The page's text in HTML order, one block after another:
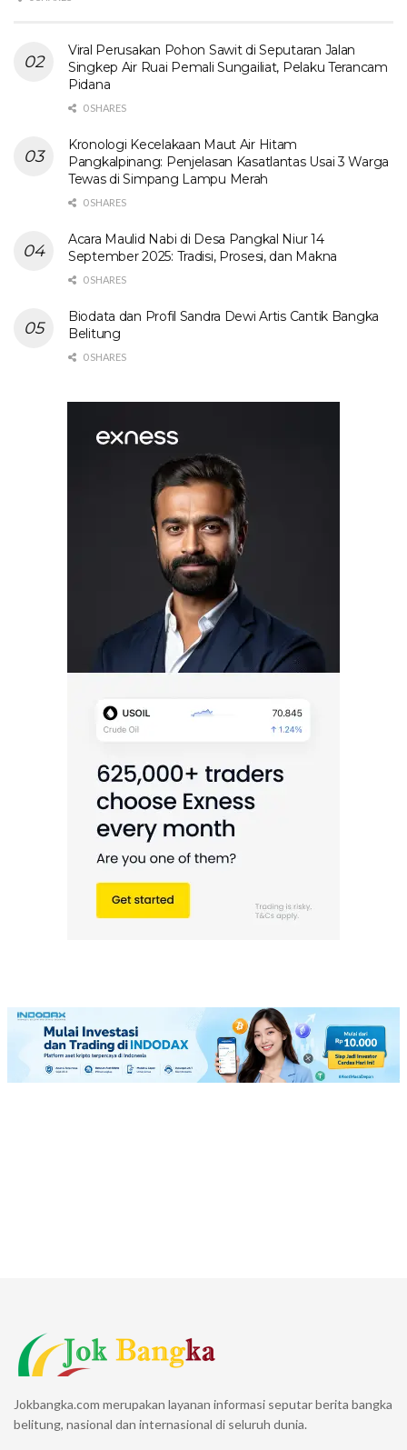
Viral Perusakan Pohon Sawit di Seputaran Jalan
Singkep Air Ruai Pemali Sungailiat, Pelaku Terancam
Pidana
0 SHARES
Kronologi Kecelakaan Maut Air Hitam
Pangkalpinang: Penjelasan Kasatlantas Usai 3 Warga
Tewas di Simpang Lampu Merah
0 SHARES
Acara Maulid Nabi di Desa Pangkal Niur 14
September 2025: Tradisi, Prosesi, dan Makna
0 SHARES
Biodata dan Profil Sandra Dewi Artis Cantik Bangka
Belitung
0 SHARES
Jokbangka.com merupakan layanan informasi seputar berita bangka
belitung, nasional dan internasional di seluruh dunia.